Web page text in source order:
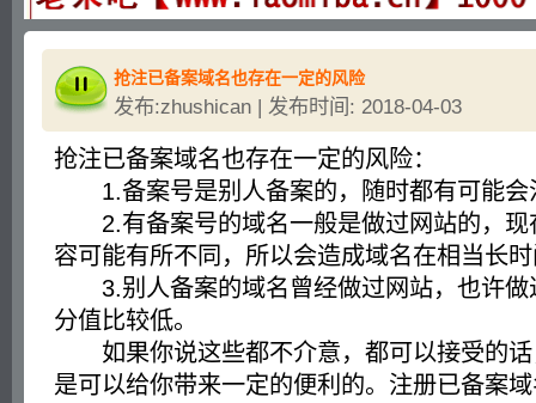
抢注已备案域名也存在一定的风险
发布:zhushican | 发布时间: 2018-04-03
抢注已备案域名也存在一定的风险：
1.备案号是别人备案的，随时都有可能会
2.有备案号的域名一般是做过网站的，现
容可能有所不同，所以会造成域名在相当长
3.别人备案的域名曾经做过网站，也许做
分值比较低。
如果你说这些都不介意，都可以接受的话
是可以给你带来一定的便利的。注册已备案